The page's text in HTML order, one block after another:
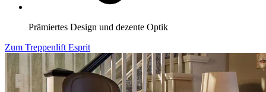
Prämiertes Design und dezente Optik
Zum Treppenlift Esprit